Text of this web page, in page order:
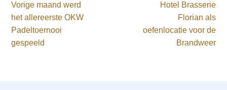
Vorige maand werd
het allereerste OKW
Padeltoernooi
gespeeld
Hotel Brasserie
Florian als
oefenlocatie voor de
Brandweer